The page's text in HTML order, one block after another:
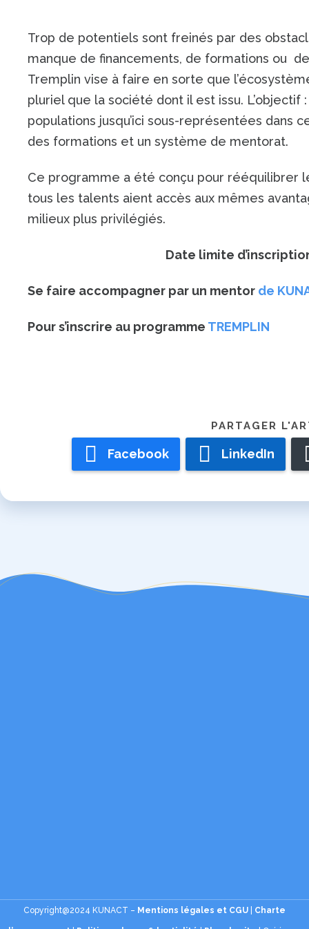
Trop de potentiels sont freinés par des
manque de financements, de formations ou
Tremplin vise à faire en sorte que
pluriel que la société dont il est issu. L’objectif
populations jusqu’ici sous-représentées dans
des formations et un système de mentorat.
Ce programme a été conçu pour rééquilibrer
tous les talents aient accès aux mêmes
milieux plus privilégiés.
Date limite
Se faire accompagner par un mentor de
Pour s’inscrire au programme TREMPLIN
Facebook LinkedIn
Copyright@2024 KUNACT – Mentions légales et CGU Charte